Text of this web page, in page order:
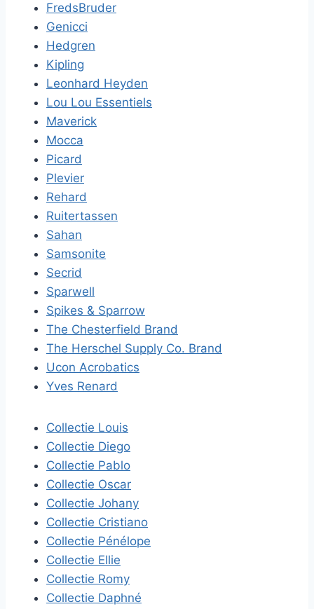
FredsBruder
Genicci
Hedgren
Kipling
Leonhard Heyden
Lou Lou Essentiels
Maverick
Mocca
Picard
Plevier
Rehard
Ruitertassen
Sahan
Samsonite
Secrid
Sparwell
Spikes & Sparrow
The Chesterfield Brand
The Herschel Supply Co. Brand
Ucon Acrobatics
Yves Renard
Collectie Louis
Collectie Diego
Collectie Pablo
Collectie Oscar
Collectie Johany
Collectie Cristiano
Collectie Pénélope
Collectie Ellie
Collectie Romy
Collectie Daphné